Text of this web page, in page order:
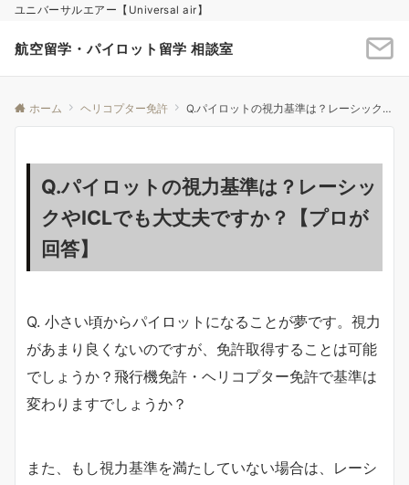
ユニバーサルエアー【Universal air】
航空留学・パイロット留学 相談室
ホーム ヘリコプター免許 Q.パイロットの視力基準は？レーシックやICLでも大丈夫ですか？【プロが回答】
Q.パイロットの視力基準は？レーシッ
クやICLでも大丈夫ですか？【プロが
回答】
Q. 小さい頃からパイロットになることが夢です。視力
があまり良くないのですが、免許取得することは可能
でしょうか？飛行機免許・ヘリコプター免許で基準は
変わりますでしょうか？
また、もし視力基準を満たしていない場合は、レーシ